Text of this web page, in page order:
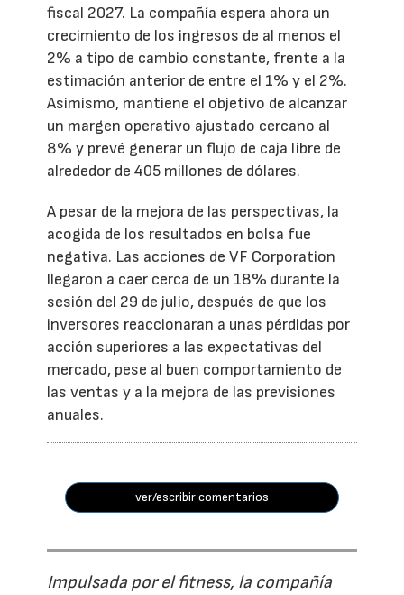
fiscal 2027. La compañía espera ahora un
crecimiento de los ingresos de al menos el
2% a tipo de cambio constante, frente a la
estimación anterior de entre el 1% y el 2%.
Asimismo, mantiene el objetivo de alcanzar
un margen operativo ajustado cercano al
8% y prevé generar un flujo de caja libre de
alrededor de 405 millones de dólares.
A pesar de la mejora de las perspectivas, la
acogida de los resultados en bolsa fue
negativa. Las acciones de VF Corporation
llegaron a caer cerca de un 18% durante la
sesión del 29 de julio, después de que los
inversores reaccionaran a unas pérdidas por
acción superiores a las expectativas del
mercado, pese al buen comportamiento de
las ventas y a la mejora de las previsiones
anuales.
ver/escribir comentarios
Impulsada por el fitness, la compañía